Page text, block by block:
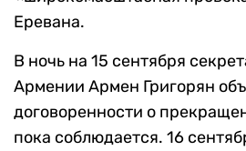
Еревана.
В ночь на 15 сентября
Армении Армен Григорян
договоренности о
пока соблюдается. 16